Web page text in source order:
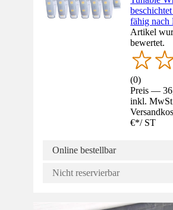
fähig nach
Artikel
bewertet.
(0)
Preis —
inkl.
€*/ ST
Online bestellbar
Nicht reservierbar